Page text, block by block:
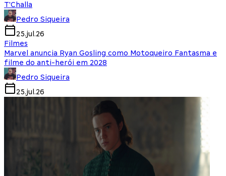
T'Challa
Pedro Siqueira
25.jul.26
Filmes
Marvel anuncia Ryan Gosling como Motoqueiro Fantasma e
filme do anti-herói em 2028
Pedro Siqueira
25.jul.26